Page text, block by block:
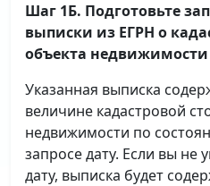
Шаг 1Б. Подготовьте
выписки из ЕГРН о
объекта недвижимости
Указанная выписка
величине кадастровой
недвижимости по
запросе дату. Если вы не
дату, выписка будет